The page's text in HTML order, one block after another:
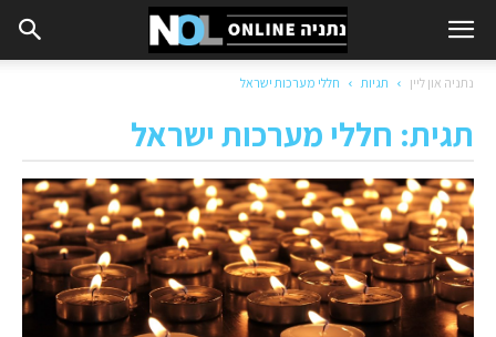
נתניה און ליין תגיות חללי מערכות ישראל
תגית: חללי מערכות ישראל